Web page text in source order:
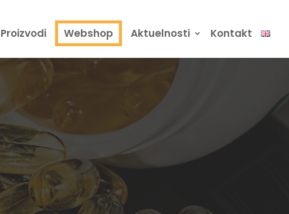
Proizvodi Webshop Aktuelnosti Kontakt